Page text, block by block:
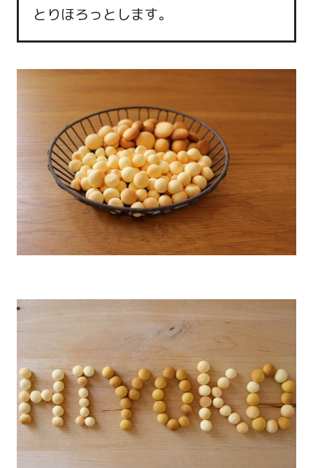
とりほろっとします。